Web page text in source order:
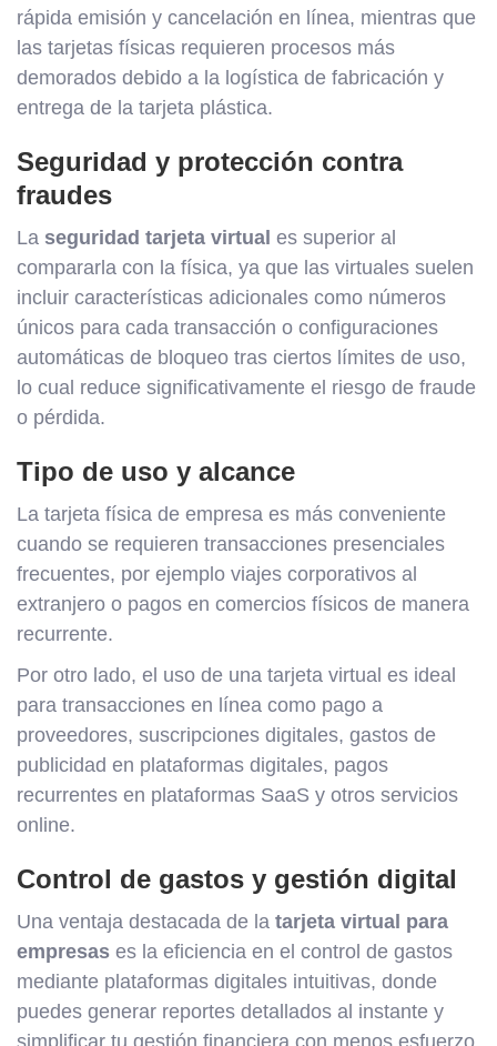
rápida emisión y cancelación en línea, mientras que
las tarjetas físicas requieren procesos más
demorados debido a la logística de fabricación y
entrega de la tarjeta plástica.
Seguridad y protección contra
fraudes
La seguridad tarjeta virtual es superior al
compararla con la física, ya que las virtuales suelen
incluir características adicionales como números
únicos para cada transacción o configuraciones
automáticas de bloqueo tras ciertos límites de uso,
lo cual reduce significativamente el riesgo de fraude
o pérdida.
Tipo de uso y alcance
La tarjeta física de empresa es más conveniente
cuando se requieren transacciones presenciales
frecuentes, por ejemplo viajes corporativos al
extranjero o pagos en comercios físicos de manera
recurrente.
Por otro lado, el uso de una tarjeta virtual es ideal
para transacciones en línea como pago a
proveedores, suscripciones digitales, gastos de
publicidad en plataformas digitales, pagos
recurrentes en plataformas SaaS y otros servicios
online.
Control de gastos y gestión digital
Una ventaja destacada de la tarjeta virtual para
empresas es la eficiencia en el control de gastos
mediante plataformas digitales intuitivas, donde
puedes generar reportes detallados al instante y
simplificar tu gestión financiera con menos esfuerzo.